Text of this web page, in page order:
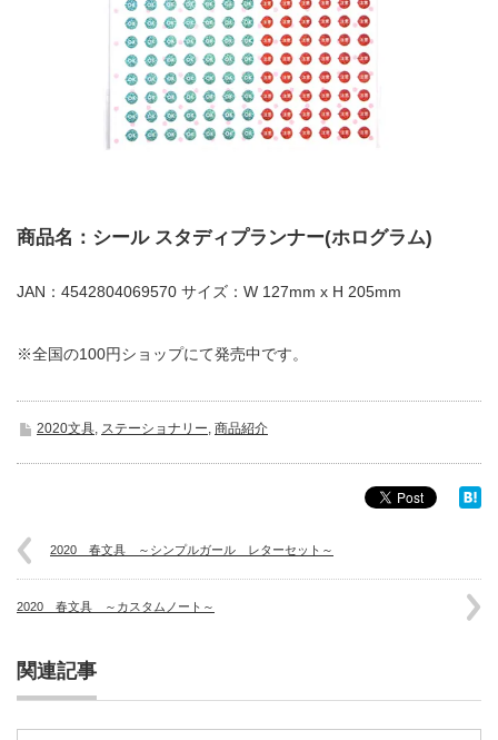
商品名：シール スタディプランナー(ホログラム)
JAN：4542804069570 サイズ：W 127mm x H 205mm
※全国の100円ショップにて発売中です。
2020文具 ステーショナリー 商品紹介
2020 春文具 ～シンプルガール レターセット～
2020 春文具 ～カスタムノート～
関連記事